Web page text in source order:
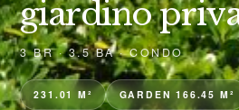
giardino
3 BR · 3.5 BA · CONDO
231.01 M² GARDEN 166.45 M²